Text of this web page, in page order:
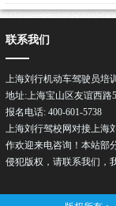
联系我们
上海刘行机动车驾驶员培
地址:上海宝山区友谊西路
报名电话: 400-601-5738
上海刘行驾校网对接上海
作欢迎来电咨询！本站部
侵犯版权，请联系我们，